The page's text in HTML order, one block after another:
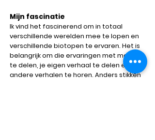
Mijn fascinatie
Ik vind het fascinerend om in totaal
verschillende werelden mee te lopen en
verschillende biotopen te ervaren. Het is
belangrijk om die ervaringen met mensen
te delen, je eigen verhaal te delen en
andere verhalen te horen. Anders stikken